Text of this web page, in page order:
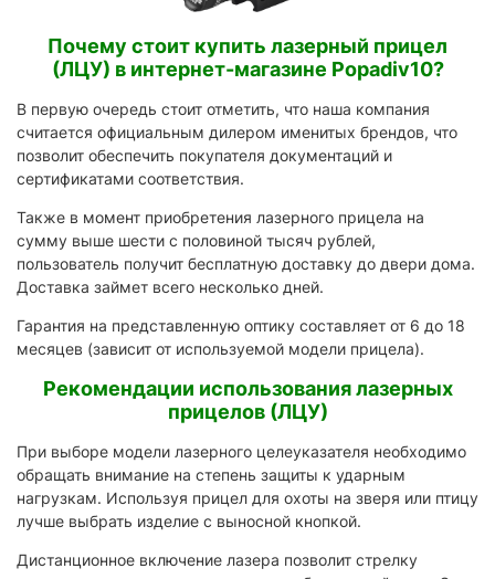
Почему стоит купить лазерный прицел
(ЛЦУ) в интернет-магазине Popadiv10?
В первую очередь стоит отметить, что наша компания
считается официальным дилером именитых брендов, что
позволит обеспечить покупателя документаций и
сертификатами соответствия.
Также в момент приобретения лазерного прицела на
сумму выше шести с половиной тысяч рублей,
пользователь получит бесплатную доставку до двери дома.
Доставка займет всего несколько дней.
Гарантия на представленную оптику составляет от 6 до 18
месяцев (зависит от используемой модели прицела).
Рекомендации использования лазерных
прицелов (ЛЦУ)
При выборе модели лазерного целеуказателя необходимо
обращать внимание на степень защиты к ударным
нагрузкам. Используя прицел для охоты на зверя или птицу
лучше выбрать изделие с выносной кнопкой.
Дистанционное включение лазера позволит стрелку